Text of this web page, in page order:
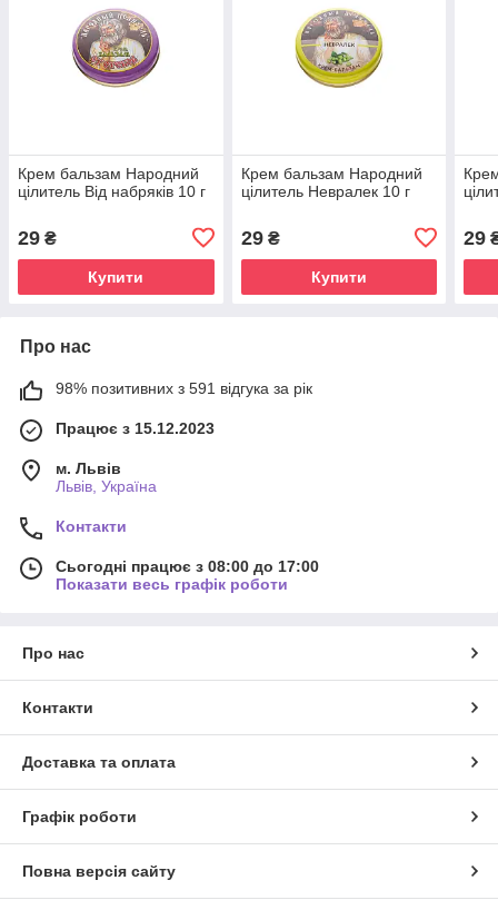
Крем бальзам Народний
цілитель Від набряків 10 г
29 ₴
Купити
Крем бальзам Народний
цілитель Невралек 10 г
29₴
Купити
29
Про нас
98% позитивних з 591 відгука за рік
Працює з 15.12.2023
м. Львів
Львів, Україна
Контакти
Сьогодні працює з 08:00 до 17:00
Показати весь графік роботи
Про нас
Контакти
Доставка та оплата
Графік роботи
Повна версія сайту